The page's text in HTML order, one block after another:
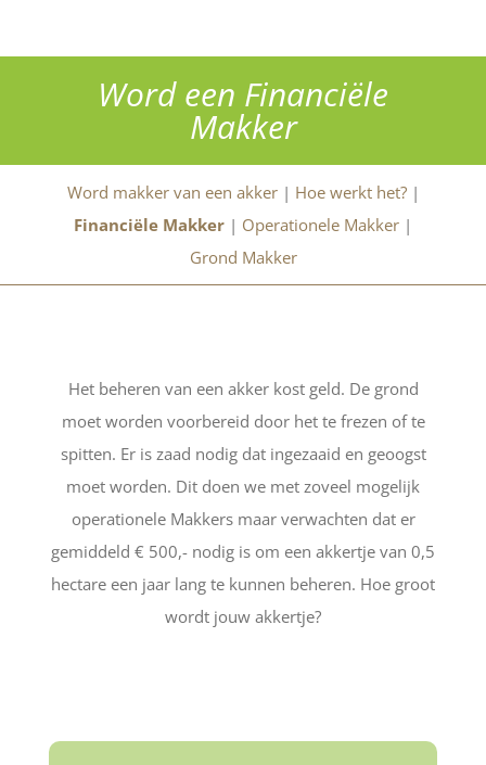
Word een Financiële
Makker
Word makker van een akker| Hoe werkt het?|
Financiële Makker | Operationele Makker |
Grond Makker
Het beheren van een akker kost geld. De grond
moet worden voorbereid door het te frezen of te
spitten. Er is zaad nodig dat ingezaaid en geoogst
moet worden. Dit doen we met zoveel mogelijk
operationele Makkers maar verwachten dat er
gemiddeld € 500,- nodig is om een akkertje van 0,5
hectare een jaar lang te kunnen beheren. Hoe groot
wordt jouw akkertje?